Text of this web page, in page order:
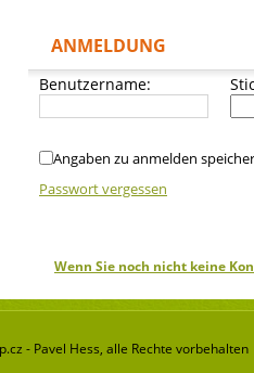
ANMELDUNG
Benutzername:
Angaben zu anmelden
Passwort vergessen
Wenn Sie noch nicht keine
- Pavel Hess, alle Rechte vorbehalten